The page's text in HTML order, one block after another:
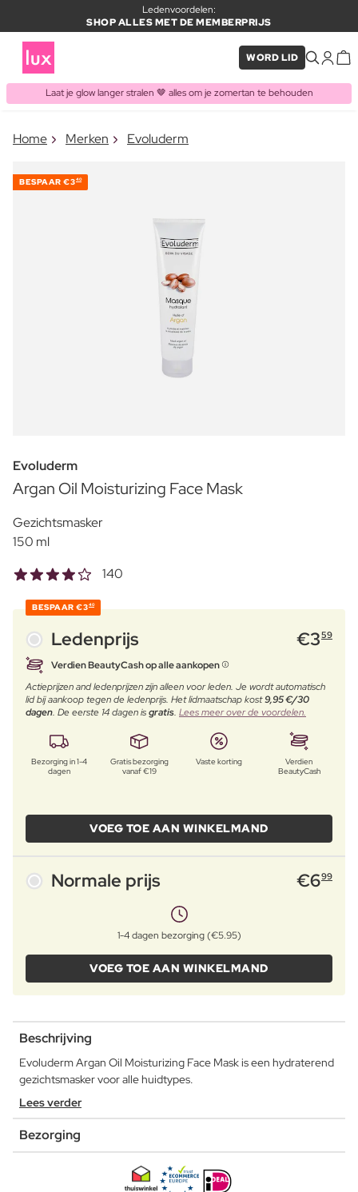
Ledenvoordelen:
SHOP ALLES MET DE MEMBERPRIJS
WORD LID
Laat je glow langer stralen 🤎 alles om je zomertan te behouden
ITEM TOEGEVOEGD AAN
Home Merken Evoluderm
BESPAAR €340
Evoluderm
Argan Oil Moisturizing Face Mask
Gezichtsmasker
150 ml
140
BESPAAR €340
Ledenprijs €359
Verdien BeautyCash op alle aankopen
Actieprijzen and ledenprijzen zijn alleen voor leden. Je wordt automatisch
lid bij aankoop tegen de ledenprijs. Het lidmaatschap kost9,95 €/30
dagen. De eerste 14 dagen isgratis. Lees meer over de voordelen.
Bezorging in 1-4
dagen
Gratis bezorging
vanaf €19
Vaste korting
Verdien
BeautyCash
VOEG TOE AAN WINKELMAND
Normale prijs €699
1-4 dagen bezorging (€5.95)
VOEG TOE AAN WINKELMAND
Beschrijving
Evoluderm Argan Oil Moisturizing Face Mask is een hydraterend
gezichtsmasker voor alle huidtypes.
Lees verder
Bezorging